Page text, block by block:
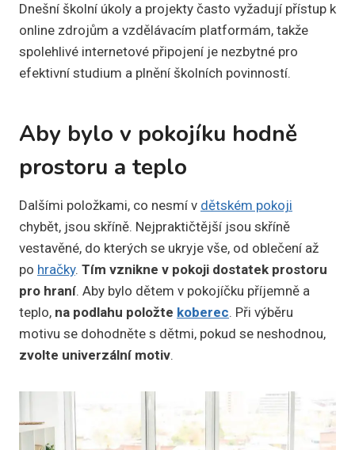
Dnešní školní úkoly a projekty často vyžadují přístup k
online zdrojům a vzdělávacím platformám, takže
spolehlivé internetové připojení je nezbytné pro
efektivní studium a plnění školních povinností.
Aby bylo v pokojíku hodně
prostoru a teplo
Dalšími položkami, co nesmí v dětském pokoji
chybět, jsou skříně. Nejpraktičtější jsou skříně
vestavěné, do kterých se ukryje vše, od oblečení až
po hračky. Tím vznikne v pokoji dostatek prostoru
pro hraní. Aby bylo dětem v pokojíčku příjemně a
teplo, na podlahu položte koberec. Při výběru
motivu se dohodněte s dětmi, pokud se neshodnou,
zvolte univerzální motiv.